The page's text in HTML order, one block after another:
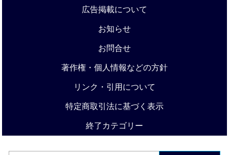
広告掲載について
お知らせ
お問合せ
著作権・個人情報などの方針
リンク・引用について
特定商取引法に基づく表示
終了カテゴリー